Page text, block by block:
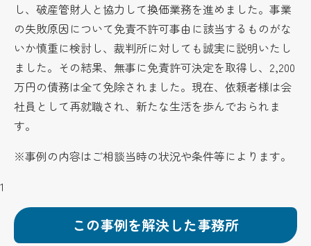
し、破産管財人と協力して換価業務を進めました。事業
の失敗原因について免責不許可事由に該当するものがな
いか慎重に検討し、裁判所に対しても誠実に説明いたし
ました。その結果、無事に免責許可決定を取得し、2,200
万円の債務は全て免除されました。現在、依頼者様は会
社員として再就職され、新たな生活を歩んでおられま
す。
※事例の内容はご相談当時の状況や条件等によります。
1
この事例を解決した事務所